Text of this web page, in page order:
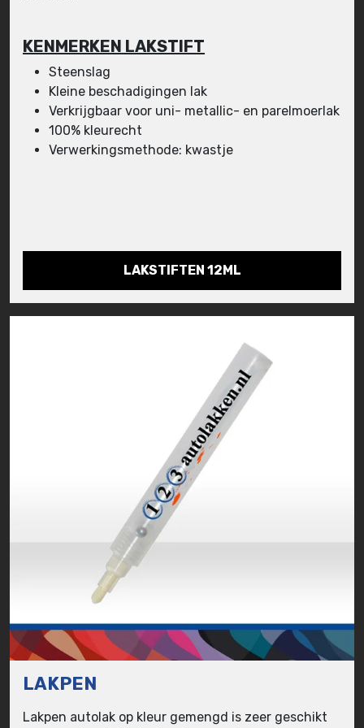
KENMERKEN LAKSTIFT
Steenslag
Kleine beschadigingen lak
Verkrijgbaar voor uni- metallic- en parelmoerlak
100% kleurecht
Verwerkingsmethode: kwastje
LAKSTIFTEN 12ML
LAKPEN
Lakpen autolak op kleur gemengd is zeer geschikt